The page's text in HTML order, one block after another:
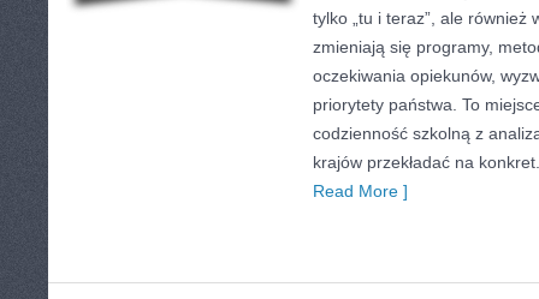
tylko „tu i teraz”, ale również
zmieniają się programy,
oczekiwania opiekunów,
priorytety państwa. To
codzienność szkolną z
krajów przekładać na
Read More ]